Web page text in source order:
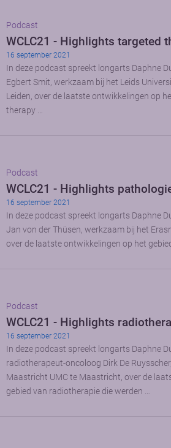
Podcast
WCLC21 - Highlights targeted
16 september 2021
In deze podcast spreekt longarts Daphne
Egbert Smit, werkzaam bij het Leids
Leiden, over de laatste ontwikkelingen op
therapy …
Podcast
WCLC21 - Highlights
16 september 2021
In deze podcast spreekt longarts Daphne
Jan von der Thüsen, werkzaam bij het
over de laatste ontwikkelingen op het
Podcast
WCLC21 - Highlights
16 september 2021
In deze podcast spreekt longarts Daphne
radiotherapeut-oncoloog Dirk De
Maastricht UMC te Maastricht, over de
gebied van radiotherapie die werden …